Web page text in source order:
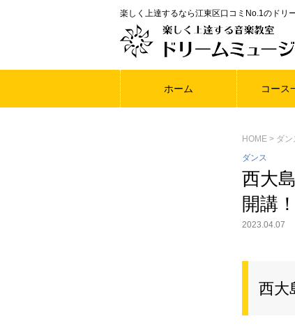
楽しく上達するなら江東区口コミNo.1のドリ
ホーム コース
HOME ダン
ダンス
西大
開講！
2023.04.07
西大